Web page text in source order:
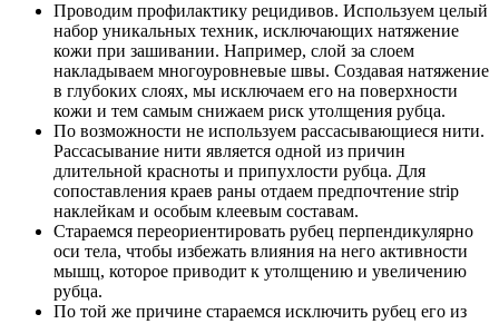
Проводим профилактику рецидивов. Используем целый
набор уникальных техник, исключающих натяжение
кожи при зашивании. Например, слой за слоем
накладываем многоуровневые швы. Создавая натяжение
в глубоких слоях, мы исключаем его на поверхности
кожи и тем самым снижаем риск утолщения рубца.
По возможности не используем рассасывающиеся нити.
Рассасывание нити является одной из причин
длительной красноты и припухлости рубца. Для
сопоставления краев раны отдаем предпочтение strip
наклейкам и особым клеевым составам.
Стараемся переориентировать рубец перпендикулярно
оси тела, чтобы избежать влияния на него активности
мышц, которое приводит к утолщению и увеличению
рубца.
По той же причине стараемся исключить рубец его из